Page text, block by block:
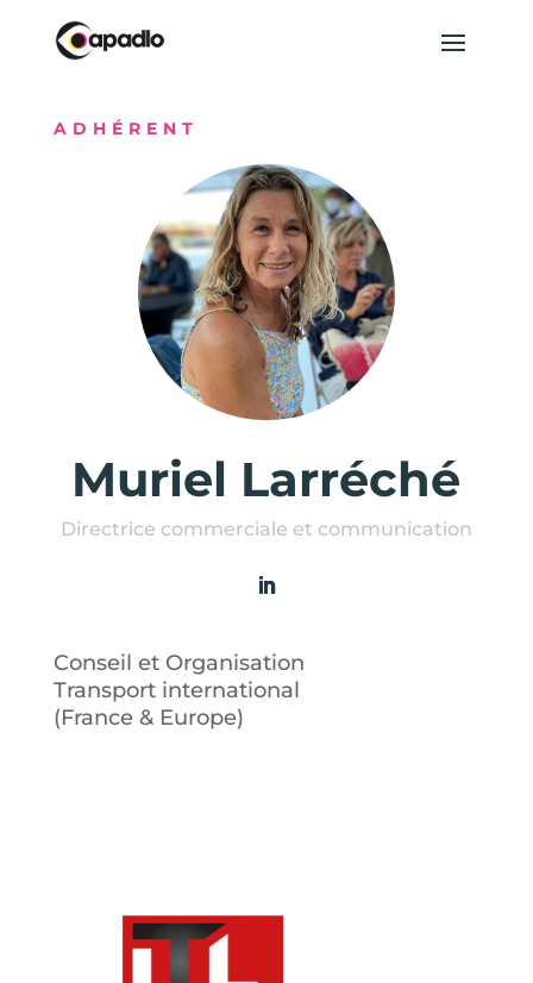
ADHÉRENT
Muriel Larréché
Directrice commerciale et communication
Conseil et Organisation
Transport international
(France & Europe)